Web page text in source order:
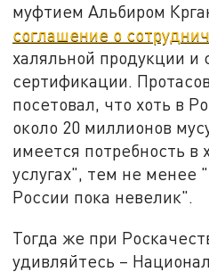
муфтием Альбиром
соглашение о
халяльной продукции и
сертификации.
посетовал, что хоть в
около 20 миллионов
имеется потребность в
услугах", тем не менее
России пока невелик".
Тогда же при
удивляйтесь –